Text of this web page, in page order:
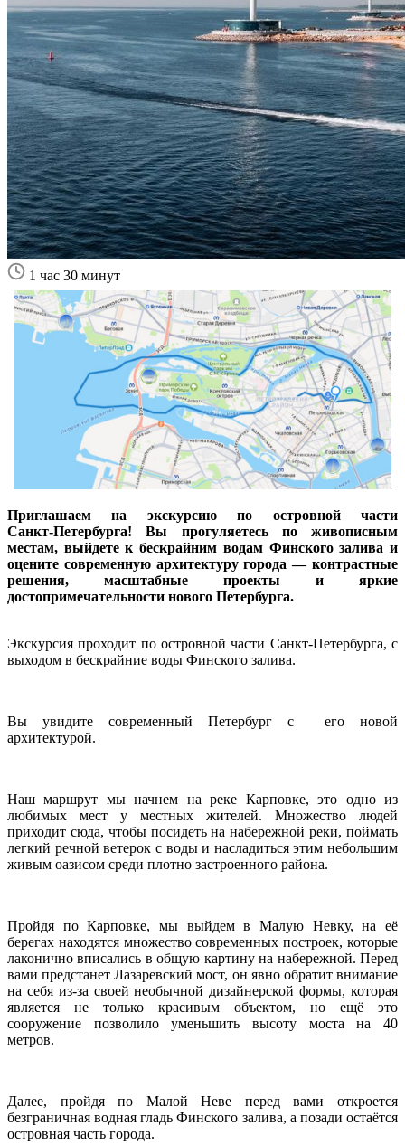
1 час 30 минут
Приглашаем на экскурсию по островной части
Санкт‑Петербурга! Вы прогуляетесь по живописным
местам, выйдете к бескрайним водам Финского залива и
оцените современную архитектуру города — контрастные
решения, масштабные проекты и яркие
достопримечательности нового Петербурга.
Экскурсия проходит по островной части Санкт-Петербурга, с
выходом в бескрайние воды Финского залива.
Вы увидите современный Петербург с его новой
архитектурой.
Наш маршрут мы начнем на реке Карповке, это одно из
любимых мест у местных жителей. Множество людей
приходит сюда, чтобы посидеть на набережной реки, поймать
легкий речной ветерок с воды и насладиться этим небольшим
живым оазисом среди плотно застроенного района.
Пройдя по Карповке, мы выйдем в Малую Невку, на её
берегах находятся множество современных построек, которые
лаконично вписались в общую картину на набережной. Перед
вами предстанет Лазаревский мост, он явно обратит внимание
на себя из-за своей необычной дизайнерской формы, которая
является не только красивым объектом, но ещё это
сооружение позволило уменьшить высоту моста на 40
метров.
Далее, пройдя по Малой Неве перед вами откроется
безграничная водная гладь Финского залива, а позади остаётся
островная часть города.